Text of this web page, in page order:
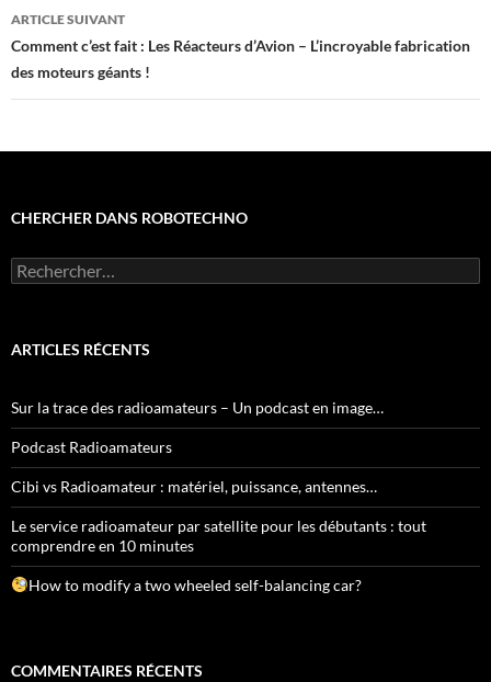
ARTICLE SUIVANT
Comment c’est fait : Les Réacteurs d’Avion – L’incroyable fabrication
des moteurs géants !
CHERCHER DANS ROBOTECHNO
Rechercher :
ARTICLES RÉCENTS
Sur la trace des radioamateurs – Un podcast en image…
Podcast Radioamateurs
Cibi vs Radioamateur : matériel, puissance, antennes…
Le service radioamateur par satellite pour les débutants : tout
comprendre en 10 minutes
How to modify a two wheeled self-balancing car?
COMMENTAIRES RÉCENTS